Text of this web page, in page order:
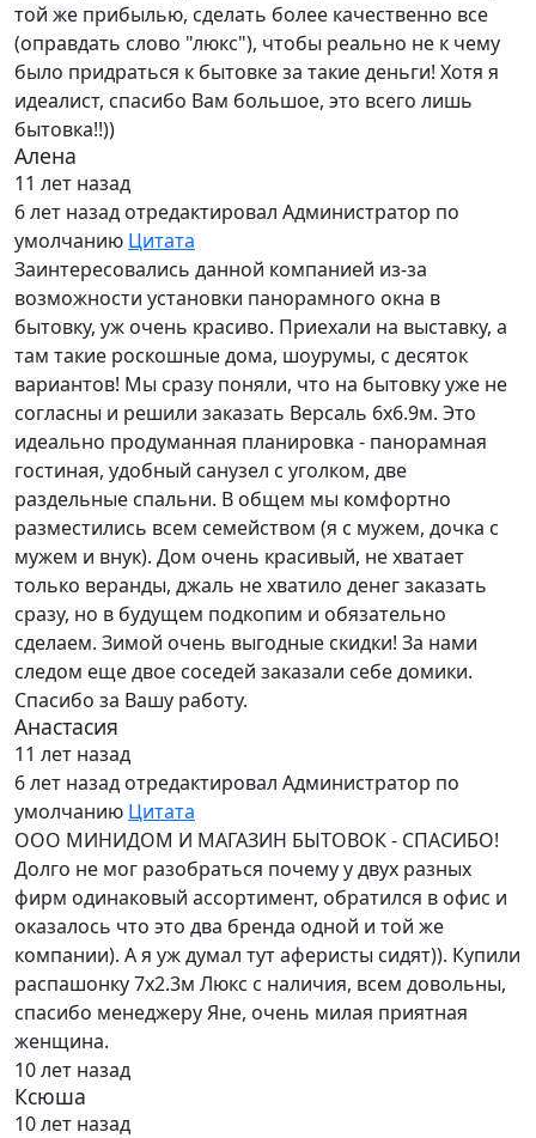
той же прибылью, сделать более качественно все
(оправдать слово "люкс"), чтобы реально не к чему
было придраться к бытовке за такие деньги! Хотя я
идеалист, спасибо Вам большое, это всего лишь
бытовка!!))
Алена
11 лет назад
6 лет назад отредактировал Администратор по
умолчанию Цитата
Заинтересовались данной компанией из-за
возможности установки панорамного окна в
бытовку, уж очень красиво. Приехали на выставку, а
там такие роскошные дома, шоурумы, с десяток
вариантов! Мы сразу поняли, что на бытовку уже не
согласны и решили заказать Версаль 6х6.9м. Это
идеально продуманная планировка - панорамная
гостиная, удобный санузел с уголком, две
раздельные спальни. В общем мы комфортно
разместились всем семейством (я с мужем, дочка с
мужем и внук). Дом очень красивый, не хватает
только веранды, джаль не хватило денег заказать
сразу, но в будущем подкопим и обязательно
сделаем. Зимой очень выгодные скидки! За нами
следом еще двое соседей заказали себе домики.
Спасибо за Вашу работу.
Анастасия
11 лет назад
6 лет назад отредактировал Администратор по
умолчанию Цитата
ООО МИНИДОМ И МАГАЗИН БЫТОВОК - СПАСИБО!
Долго не мог разобраться почему у двух разных
фирм одинаковый ассортимент, обратился в офис и
оказалось что это два бренда одной и той же
компании). А я уж думал тут аферисты сидят)). Купили
распашонку 7х2.3м Люкс с наличия, всем довольны,
спасибо менеджеру Яне, очень милая приятная
женщина.
10 лет назад
Ксюша
10 лет назад